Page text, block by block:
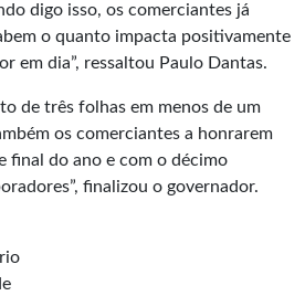
digo isso, os comerciantes já
o quanto impacta positivamente
em dia”, ressaltou Paulo Dantas.
de três folhas em menos de um
os comerciantes a honrarem
final do ano e com o décimo
finalizou o governador.